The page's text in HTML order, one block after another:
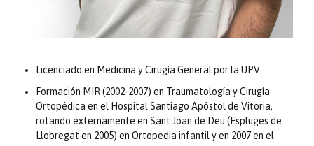
Licenciado en Medicina y Cirugía General por la UPV.
Formación MIR (2002-2007) en Traumatología y Cirugía
Ortopédica en el Hospital Santiago Apóstol de Vitoria,
rotando externamente en Sant Joan de Deu (Espluges de
Llobregat en 2005) en Ortopedia infantil y en 2007 en el